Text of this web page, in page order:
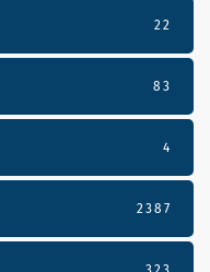
22
83
4
2387